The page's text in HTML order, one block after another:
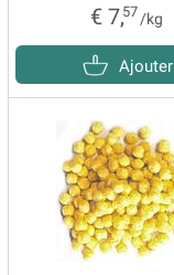
€ 7,57 /kg
Ajouter